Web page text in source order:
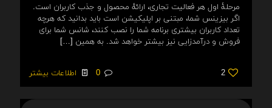
مرحلۀ اول هر فعالیت تجاری، ارائهٔ محصول و جذب کاربران است.
اگر بیزینس شما، مبتنی بر اپلیکیشن است باید بدانید که هرچه
تعداد کاربران بیشتری برنامه شما را نصب کنند، شانس شما برای
فروش و درآمدزایی نیز بیشتر خواهد شد. به همین […]
2
0 اطلاعات بیشتر